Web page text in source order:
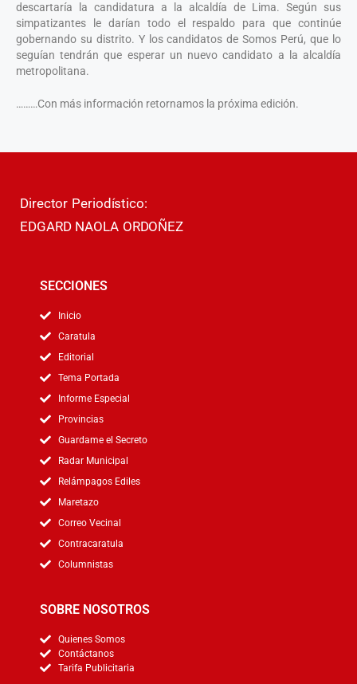
descartaría la candidatura a la alcaldía de Lima. Según sus
simpatizantes le darían todo el respaldo para que continúe
gobernando su distrito. Y los candidatos de Somos Perú, que lo
seguían tendrán que esperar un nuevo candidato a la alcaldía
metropolitana.
………Con más información retornamos la próxima edición.
Director Periodístico:
EDGARD NAOLA ORDOÑEZ
SECCIONES
Inicio
Caratula
Editorial
Tema Portada
Informe Especial
Provincias
Guardame el Secreto
Radar Municipal
Relámpagos Ediles
Maretazo
Correo Vecinal
Contracaratula
Columnistas
SOBRE NOSOTROS
Quienes Somos
Contáctanos
Tarifa Publicitaria